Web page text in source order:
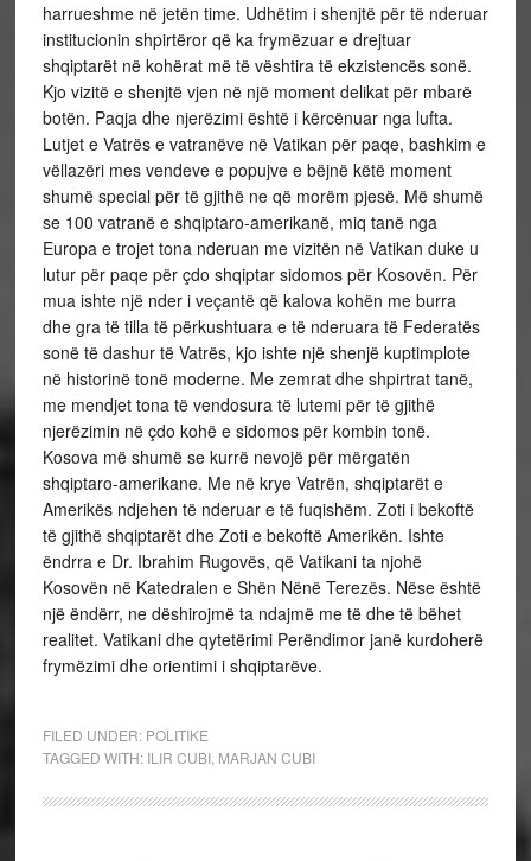
harrueshme në jetën time. Udhëtim i shenjtë për të nderuar
institucionin shpirtëror që ka frymëzuar e drejtuar
shqiptarët në kohërat më të vështira të ekzistencës sonë.
Kjo vizitë e shenjtë vjen në një moment delikat për mbarë
botën. Paqja dhe njerëzimi është i kërcënuar nga lufta.
Lutjet e Vatrës e vatranëve në Vatikan për paqe, bashkim e
vëllazëri mes vendeve e popujve e bëjnë këtë moment
shumë special për të gjithë ne që morëm pjesë. Më shumë
se 100 vatranë e shqiptaro-amerikanë, miq tanë nga
Europa e trojet tona nderuan me vizitën në Vatikan duke u
lutur për paqe për çdo shqiptar sidomos për Kosovën. Për
mua ishte një nder i veçantë që kalova kohën me burra
dhe gra të tilla të përkushtuara e të nderuara të Federatës
sonë të dashur të Vatrës, kjo ishte një shenjë kuptimplote
në historinë tonë moderne. Me zemrat dhe shpirtrat tanë,
me mendjet tona të vendosura të lutemi për të gjithë
njerëzimin në çdo kohë e sidomos për kombin tonë.
Kosova më shumë se kurrë nevojë për mërgatën
shqiptaro-amerikane. Me në krye Vatrën, shqiptarët e
Amerikës ndjehen të nderuar e të fuqishëm. Zoti i bekoftë
të gjithë shqiptarët dhe Zoti e bekoftë Amerikën. Ishte
ëndrra e Dr. Ibrahim Rugovës, që Vatikani ta njohë
Kosovën në Katedralen e Shën Nënë Terezës. Nëse është
një ëndërr, ne dëshirojmë ta ndajmë me të dhe të bëhet
realitet. Vatikani dhe qytetërimi Perëndimor janë kurdoherë
frymëzimi dhe orientimi i shqiptarëve.
FILED UNDER: POLITIKE
TAGGED WITH: ILIR CUBI, MARJAN CUBI